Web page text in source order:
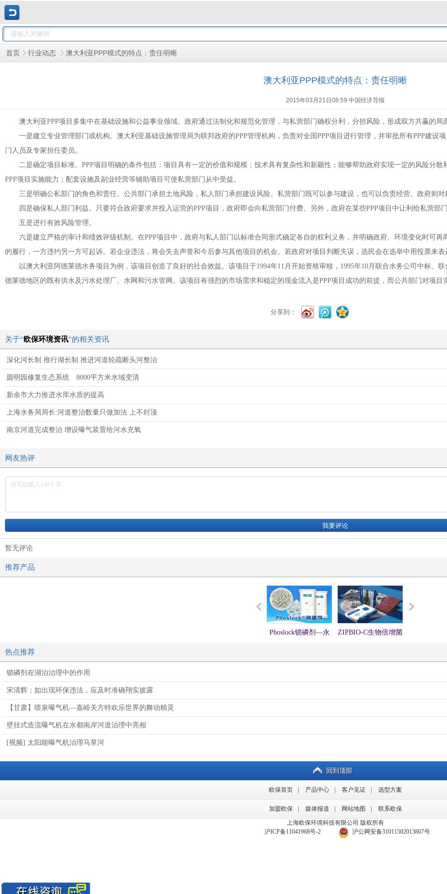
首页 行业动态 澳大利亚PPP模式的特点：责任明晰
澳大利亚PPP模式的特点：责任明晰
2015年03月21日08:59 中国经济导报
澳大利亚PPP项目多集中在基础设施和公益事业领域。政府通过法制化和规范化管理，与私营部门确权分利，分担风险，形成双方共赢的局
一是建立专业管理部门或机构。澳大利亚基础设施管理局为联邦政府的PPP管理机构，负责对全国PPP项目进行管理，并审批所有PPP建设
门人员及专家担任委员。
二是确定项目标准。PPP项目明确的条件包括：项目具有一定的价值和规模；技术具有复杂性和新颖性；能够帮助政府实现一定的风险分
PPP项目实施能力；配套设施及副业经营等辅助项目可使私营部门从中受益。
三是明确公私部门的角色和责任。公共部门承担土地风险，私人部门承担建设风险。私营部门既可以参与建设，也可以负责经营。政府则对
四是确保私人部门利益。只要符合政府要求并投入运营的PPP项目，政府即会向私营部门付费。另外，政府在某些PPP项目中让利给私营部
五是进行有效风险管理。
六是建立严格的审计和绩效评级机制。在PPP项目中，政府与私人部门以标准合同形式确定各自的权利义务，并明确政府、环境变化时可
的履行，一方违约另一方可起诉。若企业违法，将会失去声誉和今后参与其他项目的机会。若政府对项目判断失误，选民会在选举中用投票来表
以澳大利亚阿德莱德水务项目为例，该项目创造了良好的社会效益。该项目于1994年11 月开始资格审核， 1995年10月联合水务公司中标。
德莱德地区的既有供水及污水处理厂、水网和污水管网。该项目有强烈的市场需求和稳定的现金流入是PPP项目成功的前提，而公共部门对项目
分享到：
关于“欧保环境资讯”的相关资讯
深化河长制 推行湖长制 推进河道轮疏断头河整治
圆明园修复生态系统 8000平方米水域变清
新余市大力推进水库水质的提高
上海水务局局长:河道整治数量只做加法 上不封顶
南京河道完成整治 增设曝气装置给河水充氧
网友热评
暂无评论
推荐产品
Phoslock锁磷剂—永 ZIPBIO-C生物倍增菌
热点推荐
锁磷剂在湖泊治理中的作用
宋清辉：如出现环保违法，应及时准确翔实披露
【甘肃】喷泉曝气机—嘉峪关方特欢乐世界的舞动精灵
壁挂式造流曝气机在水都南岸河道治理中亮相
[视频] 太阳能曝气机治理马草河
回到顶部
欧保首页 产品中心 客户见证 选型方案
加盟欧保 媒体报道 网站地图
联系欧保
上海欧保环境科技有限公司 版权所有
沪ICP备11041968号-2 沪公网安备31011502013807号